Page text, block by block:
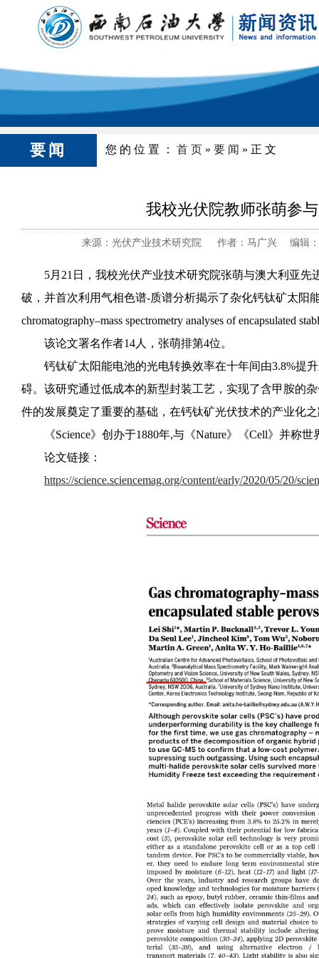
要闻 您的位置： 首页 » 要闻 »正文
我校光伏院教师张萌参
来源：光伏产业技术研究院 作者：马广兴 编
5月21日，我校光伏产业技术研究院张萌与澳大利亚
破，并首次利用气相色谱-质谱分析揭示了杂化钙钛矿太阳
chromatography–mass spectrometry analyses of encapsulated
该论文署名作者14人，张萌排第4位。
钙钛矿太阳能电池的光电转换效率在十年间由3.8%提
碍。该研究通过低成本的新型封装工艺，实现了含甲胺的
件的发展奠定了重要的基础，在钙钛矿光伏技术的产业化
《Science》创办于1880年,与《Nature》《Cell》并称
论文链接：
https://science.sciencemag.org/content/early/2020/05/20/